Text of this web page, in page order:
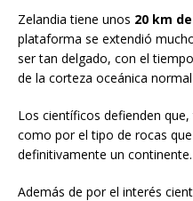
Zelandia tiene unos 20 km
plataforma se extendió
ser tan delgado, con el
de la corteza oceánica normal
Los científicos defienden
como por el tipo de rocas
definitivamente un continente.
Además de por el interés